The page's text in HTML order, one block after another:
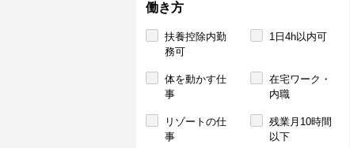
働き方
扶養控除内勤
務可
1日4h以内可
体を動かす仕
事
在宅ワーク・
内職
リゾートの仕
事
残業月10時間
以下